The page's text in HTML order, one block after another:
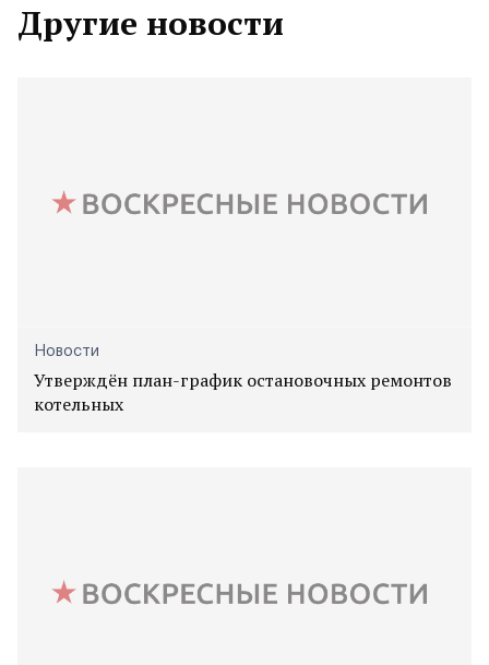
Другие новости
Новости
Утверждён план-график остановочных ремонтов
котельных